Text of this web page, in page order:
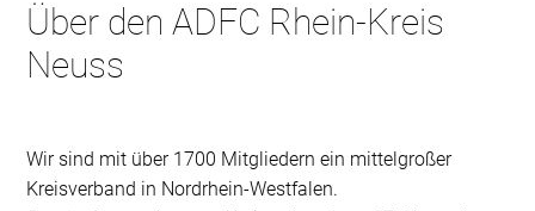
Über den ADFC Rhein-Kreis
Neuss
Wir sind mit über 1700 Mitgliedern ein mittelgroßer
Kreisverband in Nordrhein-Westfalen.